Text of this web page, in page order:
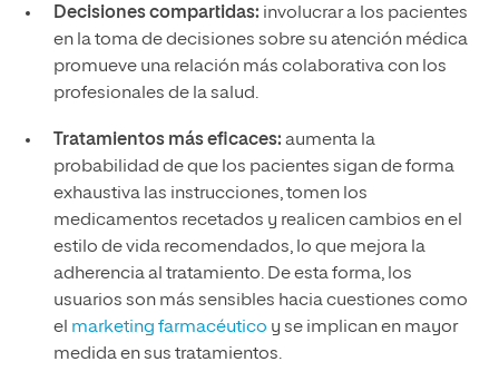
Decisiones compartidas: involucrar a los pacientes
en la toma de decisiones sobre su atención médica
promueve una relación más colaborativa con los
profesionales de la salud.
Tratamientos más eficaces: aumenta la
probabilidad de que los pacientes sigan de forma
exhaustiva las instrucciones, tomen los
medicamentos recetados y realicen cambios en el
estilo de vida recomendados, lo que mejora la
adherencia al tratamiento. De esta forma, los
usuarios son más sensibles hacia cuestiones como
el marketing farmacéutico y se implican en mayor
medida en sus tratamientos.